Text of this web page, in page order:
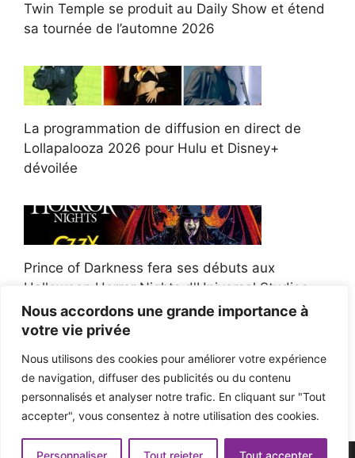
Nous accordons une grande importance à
votre vie privée
Nous utilisons des cookies pour améliorer votre expérience
de navigation, diffuser des publicités ou du contenu
personnalisés et analyser notre trafic. En cliquant sur "Tout
accepter", vous consentez à notre utilisation des cookies.
Personnaliser Tout rejeter Tout accepter
Twin Temple se produit au Daily Show et étend
sa tournée de l’automne 2026
La programmation de diffusion en direct de
Lollapalooza 2026 pour Hulu et Disney+
dévoilée
Prince of Darkness fera ses débuts aux
Halloween Horror Nights d'Universal Studios
Afroman poursuit un policier de l'Ohio après la
victoire du jury en diffamation